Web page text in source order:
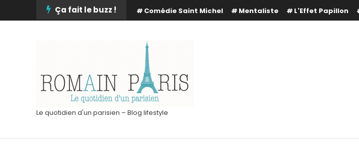
To
Ça fait le buzz ! Comédie Saint Michel Mentaliste L'Effet Papillon
Le quotidien d'un parisien – Blog lifestyle